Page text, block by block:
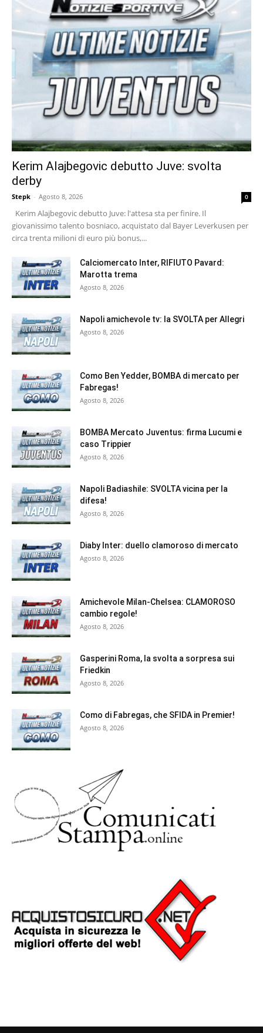
Kerim Alajbegovic debutto Juve: svolta
derby
Stepk - Agosto 8, 2026 0
Kerim Alajbegovic debutto Juve: l'attesa sta per finire. Il
giovanissimo talento bosniaco, acquistato dal Bayer Leverkusen per
circa trenta milioni di euro più bonus,...
Calciomercato Inter, RIFIUTO Pavard:
Marotta trema
Agosto 8, 2026
Napoli amichevole tv: la SVOLTA per Allegri
Agosto 8, 2026
Como Ben Yedder, BOMBA di mercato per
Fabregas!
Agosto 8, 2026
BOMBA Mercato Juventus: firma Lucumi e
caso Trippier
Agosto 8, 2026
Napoli Badiashile: SVOLTA vicina per la
difesa!
Agosto 8, 2026
Diaby Inter: duello clamoroso di mercato
Agosto 8, 2026
Amichevole Milan-Chelsea: CLAMOROSO
cambio regole!
Agosto 8, 2026
Gasperini Roma, la svolta a sorpresa sui
Friedkin
Agosto 8, 2026
Como di Fabregas, che SFIDA in Premier!
Agosto 8, 2026